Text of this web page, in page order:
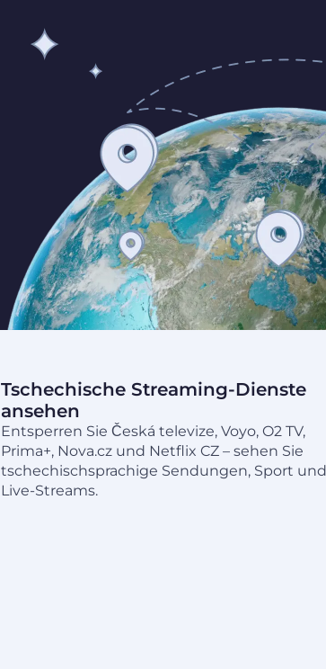
Tschechische Streaming-Dienste
ansehen
Entsperren Sie Česká televize, Voyo, O2 TV,
Prima+, Nova.cz und Netflix CZ – sehen Sie
tschechischsprachige Sendungen, Sport und
Live-Streams.